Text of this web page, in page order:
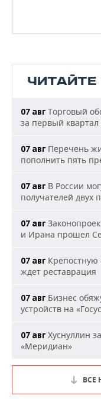
07 авг Торговый
за первый квартал
07 авг Перечень
пополнить пять
07 авг В России
получателей двух
07 авг
и Ирана прошел
07 авг Крепостную
ждет реставрация
07 авг Бизнес
устройств на
07 авг Хуснуллин
«Меридиан»
ВСЕ